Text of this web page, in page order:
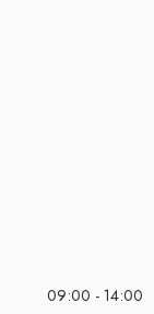
09:00 - 14:00